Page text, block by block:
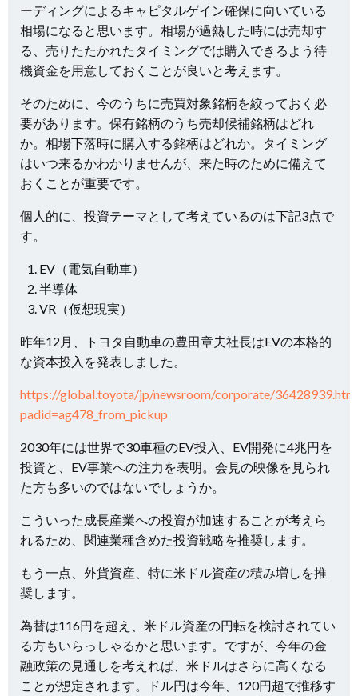
ーディングによるキャピタルゲイン確保に向いている
相場になると思います。相場が過熱した時には売却す
る、売りたたかれたタイミングでは購入できるよう待
機資金を用意しておくことが良いと考えます。
そのために、今のうちに売買対象銘柄を絞っておく必
要があります。保有銘柄のうち売却候補銘柄はどれ
か。相場下落時に購入する銘柄はどれか。タイミング
はいつ来るかわかりませんが、来た時のために備えて
おくことが重要です。
個人的に、投資テーマとして考えているのは下記3点で
す。
EV（電気自動車）
半導体
VR（仮想現実）
昨年12月、トヨタ自動車の豊田章夫社長はEVの本格的
な資本投入を発表しました。
https://global.toyota/jp/newsroom/corporate/
padid=ag478_from_pickup
2030年には世界で30車種のEV投入、EV開発に4兆円を
投資と、EV事業への注力を表明。会見の映像を見られ
た方も多いのではないでしょうか。
こういった成長産業への投資が加速することが考えら
れるため、関連業種含めた投資戦略を推奨します。
もう一点、外貨資産、特に米ドル資産の積み増しを推
奨します。
為替は116円を超え、米ドル資産の円転を検討されてい
る方もいらっしゃるかと思います。ですが、今年の金
融政策の見通しを考えれば、米ドルはさらに高くなる
ことが想定されます。ドル円は今年、120円超で推移す